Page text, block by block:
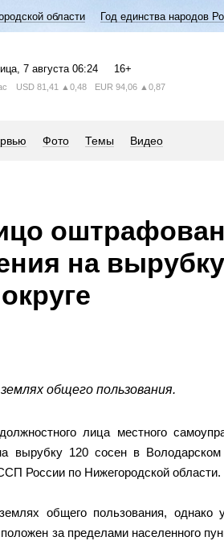
области Год единства народов
, 7 августа 06:24 16+
USD 81,41 ▲0,48 EUR 94,06 ▲0,87
Фото Темы Видео
на
общего пользования.
лица местного
вырубку 120 сосен в Володарском
России по Нижегородской области.
общего пользования, однако
за пределами населенного